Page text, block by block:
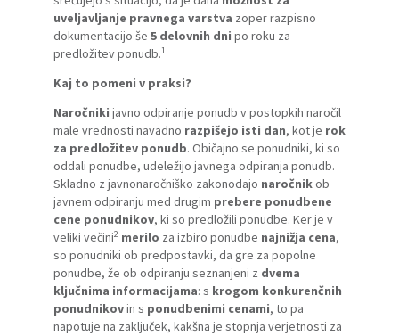
uveljavljanje pravnega varstva zoper razpisno
dokumentacijo še 5 delovnih dni po roku za
predložitev ponudb.1
Kaj to pomeni v praksi?
Naročniki javno odpiranje ponudb v postopkih naročil
male vrednosti navadno razpišejo isti dan, kot je rok
za predložitev ponudb. Običajno se ponudniki, ki so
oddali ponudbe, udeležijo javnega odpiranja ponudb.
Skladno z javnonaročniško zakonodajo naročnikob
javnem odpiranju med drugim prebere ponudbene
cene ponudnikov, ki so predložili ponudbe. Ker je v
veliki večini2 merilo za izbiro ponudbe najnižja cena,
so ponudniki ob predpostavki, da gre za popolne
ponudbe, že ob odpiranju seznanjeni z dvema
ključnima informacijama: s krogom konkurenčnih
ponudnikovin s ponudbenimi cenami, to pa
napotuje na zaključek, kakšna je stopnja verjetnosti za